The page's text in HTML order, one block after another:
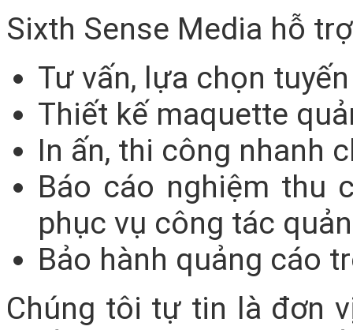
Sixth Sense Media hỗ
Tư vấn, lựa chọn
Thiết kế maquette
In ấn, thi công nhanh
Báo cáo nghiệm thu
phục vụ công tác
Bảo hành quảng cáo
Chúng tôi tự tin là đơn